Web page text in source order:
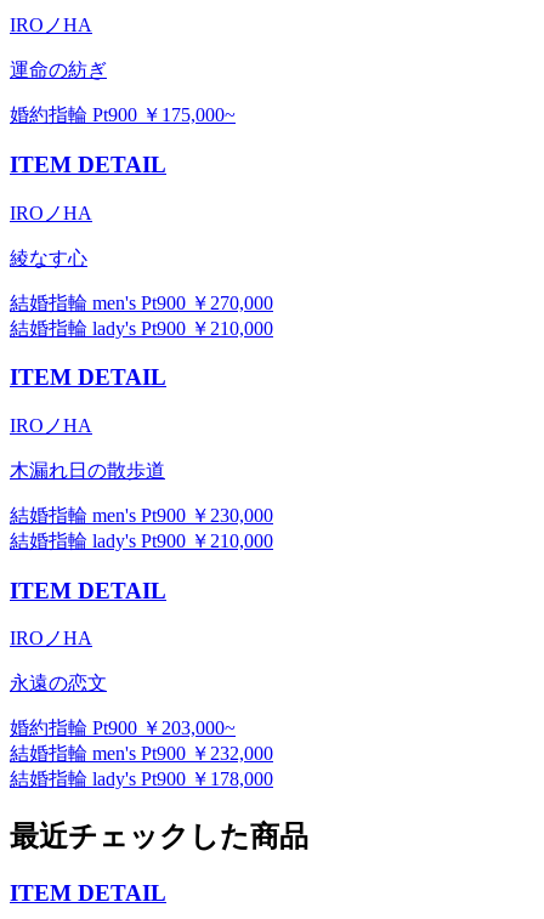
IROノHA
運命の紡ぎ
婚約指輪 Pt900 ￥175,000~
ITEM DETAIL
IROノHA
綾なす心
結婚指輪 men's Pt900 ￥270,000
結婚指輪 lady's Pt900 ￥210,000
ITEM DETAIL
IROノHA
木漏れ日の散歩道
結婚指輪 men's Pt900 ￥230,000
結婚指輪 lady's Pt900 ￥210,000
ITEM DETAIL
IROノHA
永遠の恋文
婚約指輪 Pt900 ￥203,000~
結婚指輪 men's Pt900 ￥232,000
結婚指輪 lady's Pt900 ￥178,000
最近チェックした商品
ITEM DETAIL